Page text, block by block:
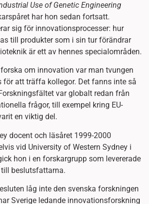
Use of Genetic Engineering
har hon sedan fortsatt.
sig för innovationsprocesser: hur
till produkter som i sin tur förändrar
är ett av hennes specialområden.
om innovation var man tvungen
för att träffa kollegor. Det fanns inte så
var globalt redan från
frågor, till exempel kring EU-
en viktig del.
docent och läsåret 1999-2000
vid University of Western Sydney i
hon i en forskargrupp som levererade
beslutsfattarna.
låg inte den svenska forskningen
Sverige ledande innovationsforskning